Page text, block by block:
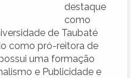
destaque
como
de Taubaté
como pró-reitora de
uma formação
e Publicidade e